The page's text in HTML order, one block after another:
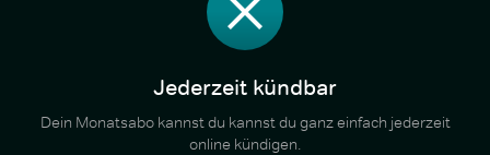
Jederzeit kündbar
Dein Monatsabo kannst du kannst du ganz einfach jederzeit
online kündigen.